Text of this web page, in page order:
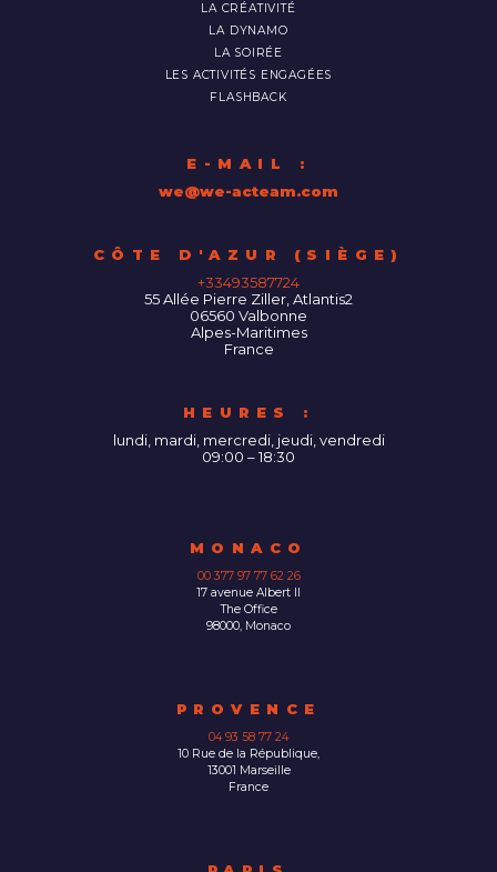
LA CRÉATIVITÉ
LA DYNAMO
LA SOIRÉE
LES ACTIVITÉS ENGAGÉES
FLASHBACK
E-MAIL :
we@we-acteam.com
55 Allée Pierre Ziller, Atlantis2
06560 Valbonne
Alpes-Maritimes
France
HEURES :
lundi, mardi, mercredi, jeudi, vendredi
09:00 – 18:30
MONACO
00 377 97 77 62 26
17 avenue Albert II
The Office
98000, Monaco
PROVENCE
04 93 58 77 24
10 Rue de la République,
13001 Marseille
France